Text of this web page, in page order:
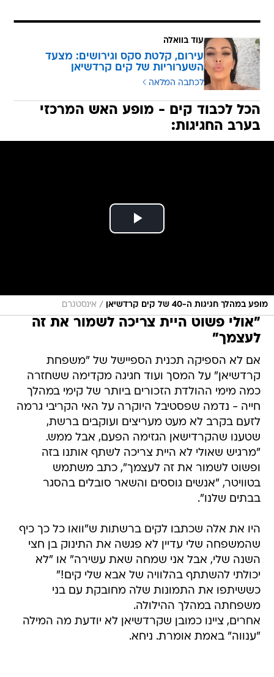
עוד בוואלה
עירום, קלטת סקס וגירושים: מצעד
השערוריות של קים קרדשיאן
לכתבה המלאה
הכל לכבוד קים - מופע האש המרכזי
בערב החגיגות:
מופע במהלך חגיגות ה-40 של קים קרדשיאן / אינסטגרם
"אולי פשוט היית צריכה לשמור את זה
לעצמך"
אם לא הספיקה תכנית הספיישל של "משפחת
קרדשיאן" על המסך ועוד חגיגה מקדימה ששחזרה
כמה מימי ההולדת הזכורים ביותר של קימי במהלך
חייה - נדמה שפסטיבל היוקרה על האי הקריבי גרמה
לזעם בקרב לא מעט מעריצים ועוקבים ברשת,
שטענו שהקרדישאן הגזימה הפעם, אבל ממש.
"מרגיש שאולי לא היית צריכה לשתף אותנו בזה
ופשוט לשמור את זה לעצמך", כתב משתמש
בטוויטר, "אנשים גוססים והשאר סובלים בהסגר
בבתים שלנו".
היו את אלה שכתבו לקים ברשתות ש"וואו כל כך כיף
שהמשפחה שלי עדיין לא פגשה את התינוק בן חצי
השנה שלי, אבל אני שמחה שאת עשירה" או "לא
יכולתי להשתתף בהלוויה של אבא שלי קים!"
כששיתפו את התמונות שלה מחובקת עם בני
משפחתה במהלך ההילולה.
אחרים, ציינו כמובן שקרדשיאן לא יודעת מה המילה
"ענווה" באמת אומרת. ניחא.